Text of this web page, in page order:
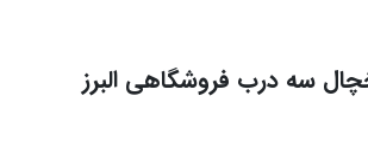
سه درب فروشگاهی البرز